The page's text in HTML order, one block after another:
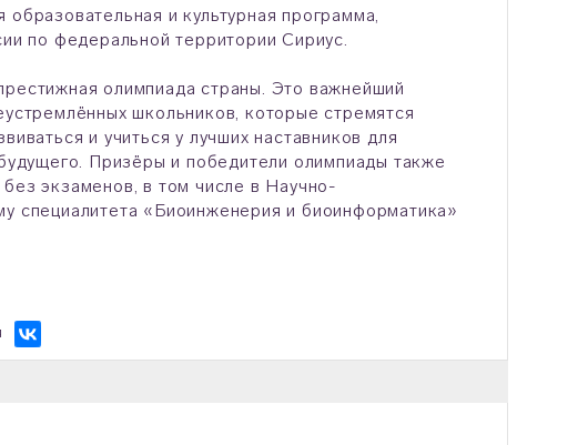
и культурная программа,
по федеральной территории Сириус.
олимпиада страны. Это важнейший
школьников, которые стремятся
и учиться у лучших наставников для
Призёры и победители олимпиады также
экзаменов, в том числе в Научно-
специалитета «Биоинженерия и биоинформатика»